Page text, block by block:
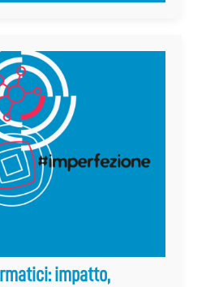
impatto,